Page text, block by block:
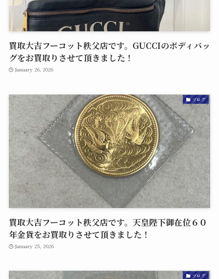
買取大吉フーコット秩父店です。GUCCIのボディバッ
グをお買取りさせて頂きました！
January 26, 2026
ブログ
買取大吉フーコット秩父店です。天皇陛下御在位６０
年金貨をお買取りさせて頂きました！
January 25, 2026
ブログ